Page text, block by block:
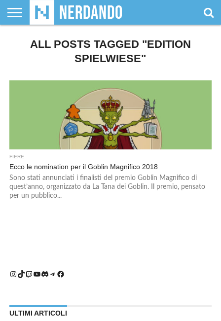
SIAMO
GIOCHI
GIOCHI
VIDEOGAMES
FILM
FUMETTI
& LIBRI
MAGIC:
THE
DUNGEONS
WRESTLING
NERDANDO
AWARDS
BOLLINI
ALL POSTS TAGGED "EDITION
SPIELWIESE"
FIERE
Ecco le nomination per il Goblin Magnifico 2018
Sono stati annunciati i finalisti del premio Goblin Magnifico di
quest’anno, organizzato da La Tana dei Goblin. Il premio, pensato
per un pubblico...
Instagram
TikTok
Twitch
YouTube
Discord
Telegram
Facebook
ULTIMI ARTICOLI